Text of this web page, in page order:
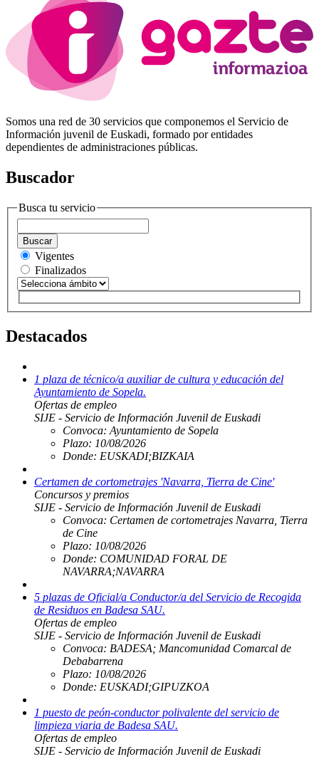
Somos una red de 30 servicios que componemos el Servicio de
Información juvenil de Euskadi, formado por entidades
dependientes de administraciones públicas.
Buscador
Busca tu servicio
Buscar
Vigentes
Finalizados
Destacados
1 plaza de técnico/a auxiliar de cultura y educación del
Ayuntamiento de Sopela.
Ofertas de empleo
SIJE - Servicio de Información Juvenil de Euskadi
Convoca: Ayuntamiento de Sopela
Plazo: 10/08/2026
Donde: EUSKADI;BIZKAIA
Certamen de cortometrajes 'Navarra, Tierra de Cine'
Concursos y premios
SIJE - Servicio de Información Juvenil de Euskadi
Convoca: Certamen de cortometrajes Navarra, Tierra
de Cine
Plazo: 10/08/2026
Donde: COMUNIDAD FORAL DE
NAVARRA;NAVARRA
5 plazas de Oficial/a Conductor/a del Servicio de Recogida
de Residuos en Badesa SAU.
Ofertas de empleo
SIJE - Servicio de Información Juvenil de Euskadi
Convoca: BADESA; Mancomunidad Comarcal de
Debabarrena
Plazo: 10/08/2026
Donde: EUSKADI;GIPUZKOA
1 puesto de peón-conductor polivalente del servicio de
limpieza viaria de Badesa SAU.
Ofertas de empleo
SIJE - Servicio de Información Juvenil de Euskadi